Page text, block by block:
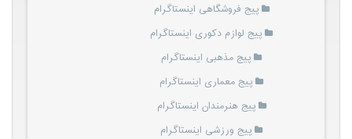
پیج فروشگاهی اینستاگرام
پیج لوازم دکوری اینستاگرام
پیج مذهبی اینستاگرام
پیج معماری اینستاگرام
پیج هنرمندان اینستاگرام
پیج ورزشی اینستاگرام